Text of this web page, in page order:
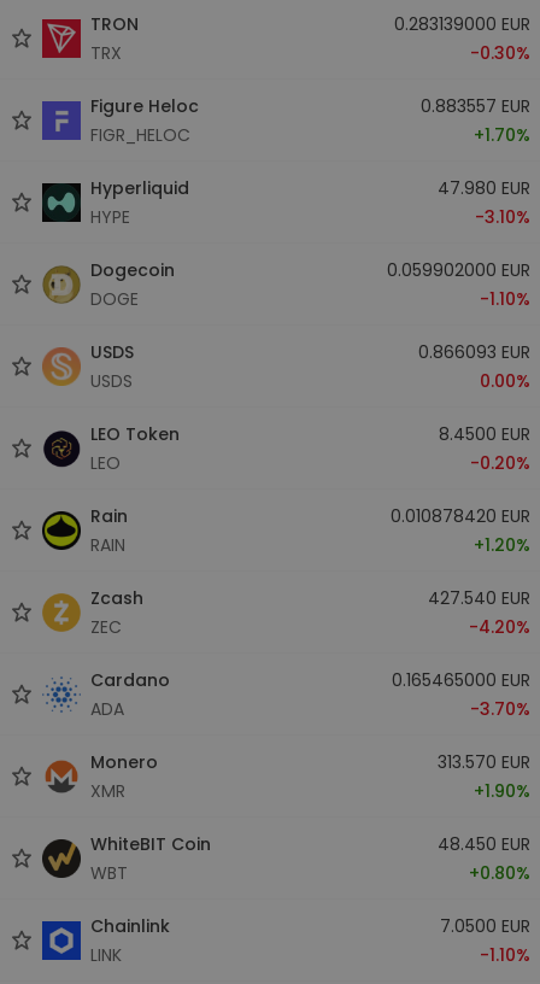
TRON
TRX
0.283139000 EUR
-0.30%
Figure Heloc
FIGR_HELOC
0.883557 EUR
+1.70%
Hyperliquid
HYPE
47.980 EUR
-3.10%
Dogecoin
DOGE
0.059902000 EUR
-1.10%
USDS
USDS
0.866093 EUR
0.00%
LEO Token
LEO
8.4500 EUR
-0.20%
Rain
RAIN
0.010878420 EUR
+1.20%
Zcash
ZEC
427.540 EUR
-4.20%
Cardano
ADA
0.165465000 EUR
-3.70%
Monero
XMR
313.570 EUR
+1.90%
WhiteBIT Coin
WBT
48.450 EUR
+0.80%
Chainlink
LINK
7.0500 EUR
-1.10%